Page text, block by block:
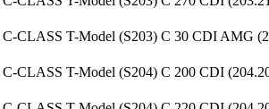
CLASS T-Model (S203) C 30 CDI AMG
CLASS T-Model (S204) C 200 CDI